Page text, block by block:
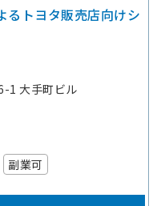
トヨタ販売店向けシ
1 大手町ビル
副業可